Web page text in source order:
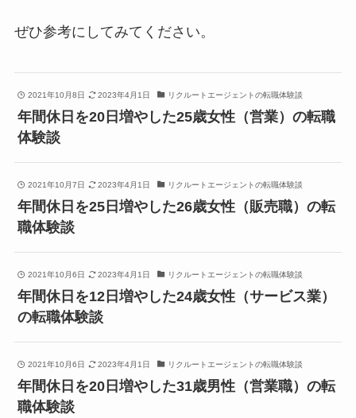
ぜひ参考にしてみてください。
2021年10月8日 2023年4月1日 リクルートエージェントの転職体験談
年間休日を20日増やした25歳女性（営業）の転職
体験談
2021年10月7日 2023年4月1日 リクルートエージェントの転職体験談
年間休日を25日増やした26歳女性（販売職）の転
職体験談
2021年10月6日 2023年4月1日 リクルートエージェントの転職体験談
年間休日を12日増やした24歳女性（サービス業）
の転職体験談
2021年10月6日 2023年4月1日 リクルートエージェントの転職体験談
年間休日を20日増やした31歳男性（営業職）の転
職体験談